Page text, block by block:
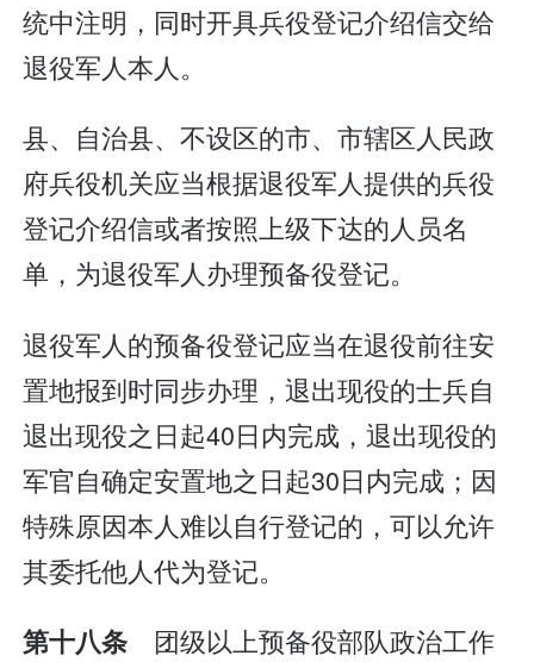
统中注明，同时开具兵役登记介绍信交给
退役军人本人。
县、自治县、不设区的市、市辖区人民政
府兵役机关应当根据退役军人提供的兵役
登记介绍信或者按照上级下达的人员名
单，为退役军人办理预备役登记。
退役军人的预备役登记应当在退役前往安
置地报到时同步办理，退出现役的士兵自
退出现役之日起40日内完成，退出现役的
军官自确定安置地之日起30日内完成；因
特殊原因本人难以自行登记的，可以允许
其委托他人代为登记。
第十八条 团级以上预备役部队政治工作